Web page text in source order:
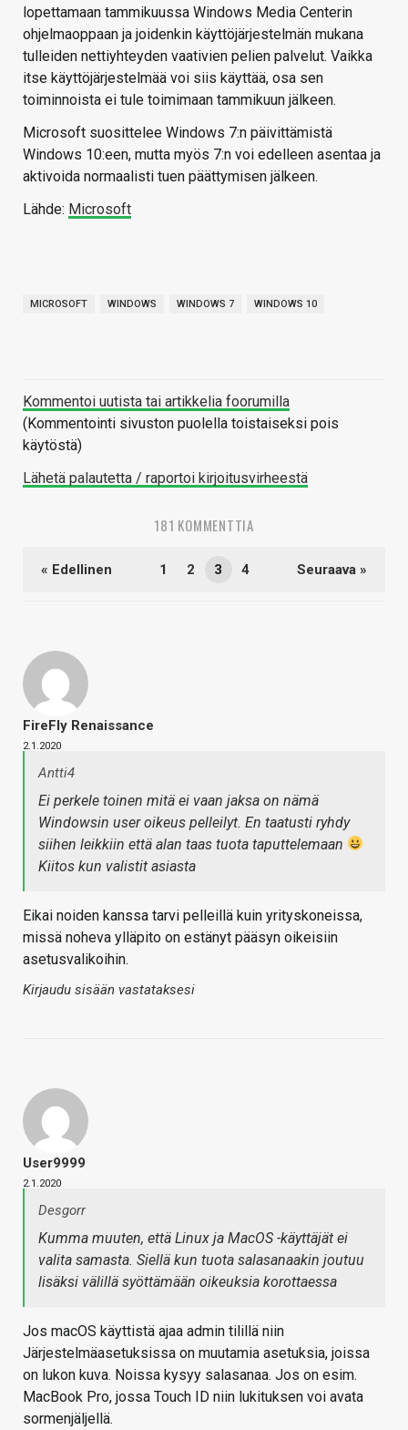
lopettamaan tammikuussa Windows Media Centerin
ohjelmaoppaan ja joidenkin käyttöjärjestelmän mukana
tulleiden nettiyhteyden vaativien pelien palvelut. Vaikka
itse käyttöjärjestelmää voi siis käyttää, osa sen
toiminnoista ei tule toimimaan tammikuun jälkeen.
Microsoft suosittelee Windows 7:n päivittämistä
Windows 10:een, mutta myös 7:n voi edelleen asentaa ja
aktivoida normaalisti tuen päättymisen jälkeen.
Lähde: Microsoft
MICROSOFT WINDOWS WINDOWS 7 WINDOWS 10
Kommentoi uutista tai artikkelia foorumilla
(Kommentointi sivuston puolella toistaiseksi pois
käytöstä)
Lähetä palautetta / raportoi kirjoitusvirheestä
181 KOMMENTTIA
« Edellinen 1 2 3 4 Seuraava »
FireFly Renaissance
2.1.2020
Antti4
Ei perkele toinen mitä ei vaan jaksa on nämä
Windowsin user oikeus pelleilyt. En taatusti ryhdy
siihen leikkiin että alan taas tuota taputtelemaan
Kiitos kun valistit asiasta
Eikai noiden kanssa tarvi pelleillä kuin yrityskoneissa,
missä noheva ylläpito on estänyt pääsyn oikeisiin
asetusvalikoihin.
Kirjaudu sisään vastataksesi
User9999
2.1.2020
Desgorr
Kumma muuten, että Linux ja MacOS -käyttäjät ei
valita samasta. Siellä kun tuota salasanaakin joutuu
lisäksi välillä syöttämään oikeuksia korottaessa
Jos macOS käyttistä ajaa admin tilillä niin
Järjestelmäasetuksissa on muutamia asetuksia, joissa
on lukon kuva. Noissa kysyy salasanaa. Jos on esim.
MacBook Pro, jossa Touch ID niin lukituksen voi avata
sormenjäljellä.